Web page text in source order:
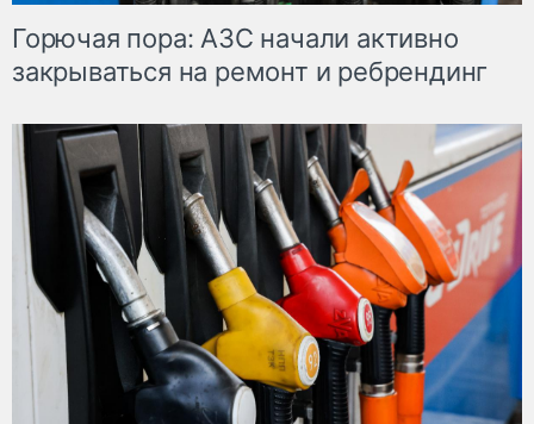
Горючая пора: АЗС начали активно
закрываться на ремонт и ребрендинг